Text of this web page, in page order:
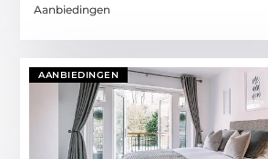
Aanbiedingen
AANBIEDINGEN